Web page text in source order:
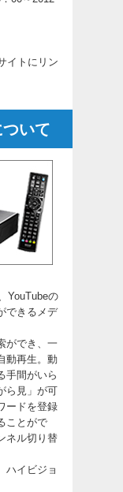
イトにリン
いて
YouTubeの
できるメデ
ができ、一
動再生。動
手間がいら
ら見」が可
ードを登録
ことがで
ネル切り替
ハイビジョ